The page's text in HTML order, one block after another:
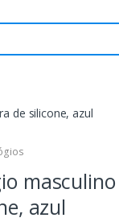
de silicone, azul
azul